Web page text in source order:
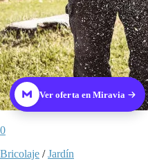
Ver oferta en Miravia
0
Bricolaje /Jardín